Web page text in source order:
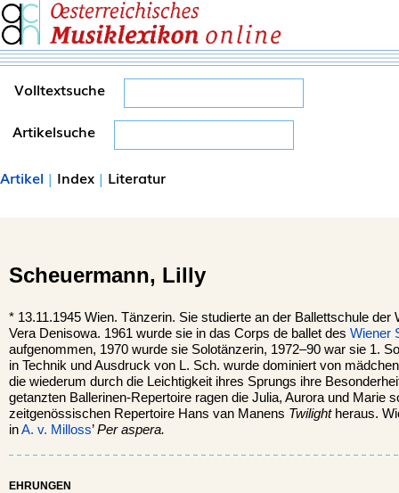
Volltextsuche
Artikelsuche
Artikel | Index | Literatur
Scheuermann, Lilly
* 13.11.1945 Wien. Tänzerin. Sie studierte an der Ballettschule der
Vera Denisowa. 1961 wurde sie in das Corps de ballet des Wiener
aufgenommen, 1970 wurde sie Solotänzerin, 1972–90 war sie 1.
in Technik und Ausdruck von L. Sch. wurde dominiert von
die wiederum durch die Leichtigkeit ihres Sprungs ihre
getanzten Ballerinen-Repertoire ragen die Julia, Aurora und Marie
zeitgenössischen Repertoire Hans van Manens Twilight heraus.
inA. v. Milloss’Per aspera.
EHRUNGEN